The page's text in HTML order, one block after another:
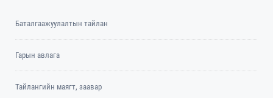
Баталгаажуулалтын тайлан
Гарын авлага
Тайлангийн маягт, заавар